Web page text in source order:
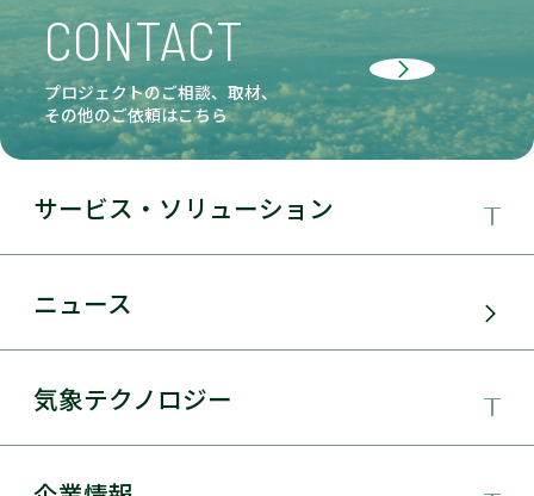
CONTACT
プロジェクトのご相談、取材、
その他のご依頼はこちら
サービス・ソリューション
サービス・ソリューション
ニュース
気象テクノロジー
気象テクノロジー